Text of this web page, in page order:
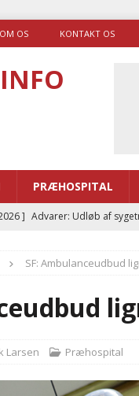
OM OS KONTAKT OS
PRÆHOSPITAL
] Advarer: Udløb af
] Ny ambulance og el-
]
Brandvæsenerne
] Ny treårig
SF: Ambulanceudbud
Larsen Præhospital